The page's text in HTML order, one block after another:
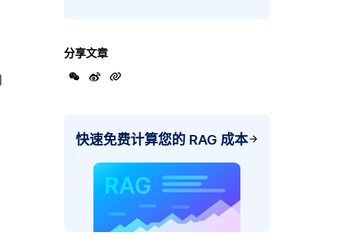
分享文章
快速免费计算您的 RAG 成本